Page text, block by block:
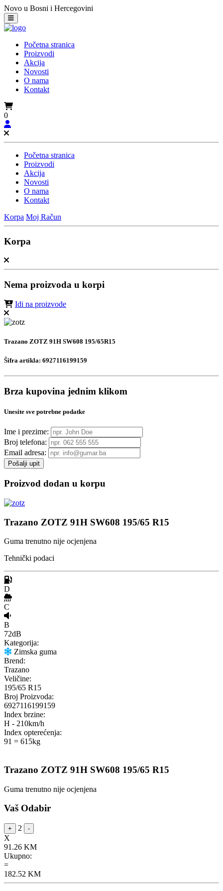
Novo u Bosni i Hercegovini
Početna stranica
Proizvodi
Akcija
Novosti
O nama
Kontakt
0
Početna stranica
Proizvodi
Akcija
Novosti
O nama
Kontakt
Korpa Moj Račun
Korpa
Nema proizvoda u korpi
Idi na proizvode
Trazano ZOTZ 91H SW608 195/65R15
Šifra artikla: 6927116199159
Brza kupovina jednim klikom
Unesite sve potrebne podatke
Ime i prezime:
Broj telefona:
Email adresa:
Proizvod dodan u korpu
Trazano ZOTZ 91H SW608 195/65 R15
Guma trenutno nije ocjenjena
Tehnički podaci
D
C
B
72dB
Kategorija:
Zimska guma
Brend:
Trazano
Veličine:
195/65 R15
Broj Proizvoda:
6927116199159
Index brzine:
H - 210km/h
Index opterećenja:
91 = 615kg
Trazano ZOTZ 91H SW608 195/65 R15
Guma trenutno nije ocjenjena
Vaš Odabir
+ 2 -
X
91.26 KM
Ukupno:
=
182.52 KM